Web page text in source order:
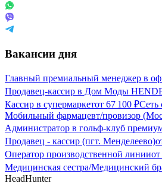
Вакансии дня
Главный премиальный менеджер в
Продавец-кассир в Дом Моды
Кассир в супермаркетот 67 100 ₽Сеть
Мобильный фармацевт/провизор
Администратор в гольф-клуб
Продавец - кассир (пгт. Менделеево)
Оператор производственной линииот
Медицинская сестра/Медицинский
HeadHunter